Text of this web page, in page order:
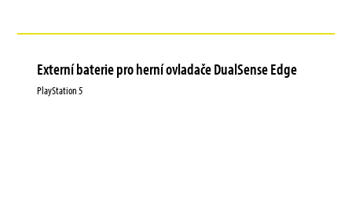
Externí baterie pro herní ovladače DualSense Edge
PlayStation 5